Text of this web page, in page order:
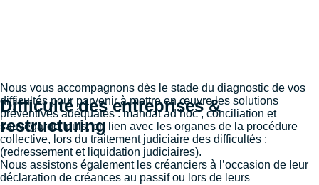
Difficulté des entreprises &
restructuring
Nous vous accompagnons dès le stade du diagnostic de vos
difficultés pour parvenir à mettre en œuvre les solutions
préventives adéquates : mandat ad hoc , conciliation et
sauvegarde, puis, en lien avec les organes de la procédure
collective, lors du traitement judiciaire des difficultés :
(redressement et liquidation judiciaires).
Nous assistons également les créanciers à l’occasion de leur
déclaration de créances au passif ou lors de leurs